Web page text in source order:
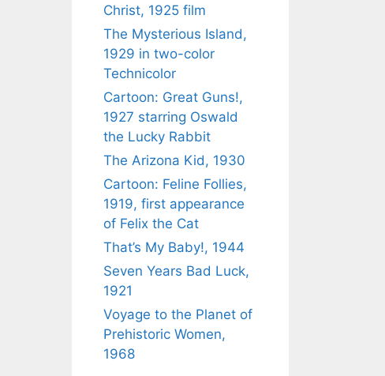
Christ, 1925 film
The Mysterious Island,
1929 in two-color
Technicolor
Cartoon: Great Guns!,
1927 starring Oswald
the Lucky Rabbit
The Arizona Kid, 1930
Cartoon: Feline Follies,
1919, first appearance
of Felix the Cat
That’s My Baby!, 1944
Seven Years Bad Luck,
1921
Voyage to the Planet of
Prehistoric Women,
1968